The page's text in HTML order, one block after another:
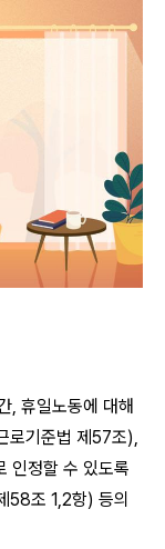
, 휴일노동에 대해
로기준법 제57조),
인정할 수 있도록
58조 1,2항) 등의